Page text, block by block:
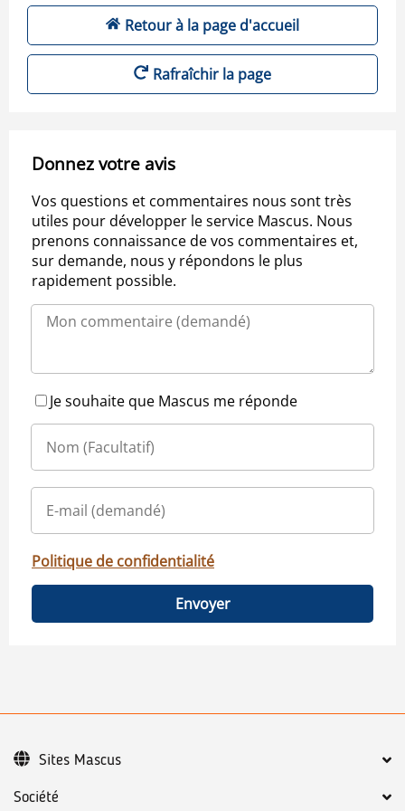
Retour à la page d'accueil
Rafraîchir la page
Donnez votre avis
Vos questions et commentaires nous sont très
utiles pour développer le service Mascus. Nous
prenons connaissance de vos commentaires et,
sur demande, nous y répondons le plus
rapidement possible.
Je souhaite que Mascus me réponde
Politique de confidentialité
Envoyer
Société
Sites Mascus